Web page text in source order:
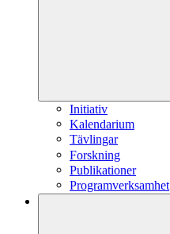
Initiativ
Kalendarium
Tävlingar
Forskning
Publikationer
Programverksamhet